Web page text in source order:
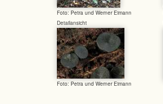
Foto: Petra und Werner Eimann
Detailansicht
Foto: Petra und Werner Eimann